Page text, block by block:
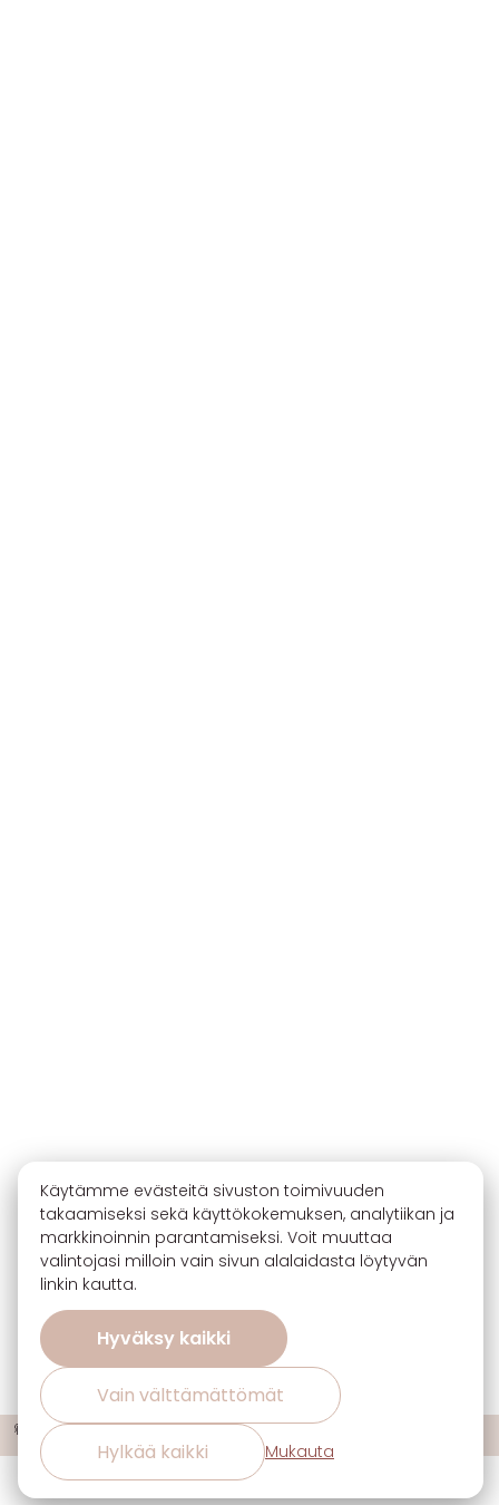
🔖 Ota 3, maksa 2 sisustuskankaiden uutuuksista ja suosikeista!
Käytämme evästeitä sivuston toimivuuden
takaamiseksi sekä käyttökokemuksen, analytiikan ja
markkinoinnin parantamiseksi. Voit muuttaa
valintojasi milloin vain sivun alalaidasta löytyvän
linkin kautta.
Hyväksy kaikki
Vain välttämättömät
Hylkää kaikki Mukauta
Evästeasetukset